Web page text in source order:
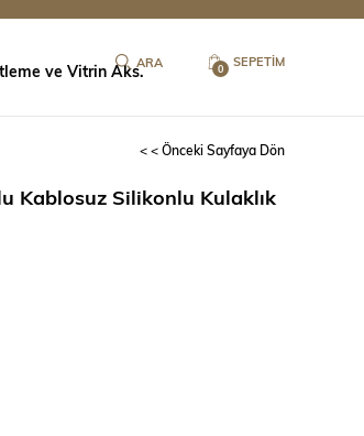
SEPETIM
0
ve Vitrin Aks.
< < Önceki Sayfaya Dön
Kablosuz Silikonlu Kulaklık